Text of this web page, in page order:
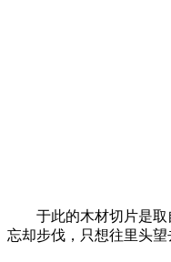
于此的木材切片是
忘却步伐，只想往里头望